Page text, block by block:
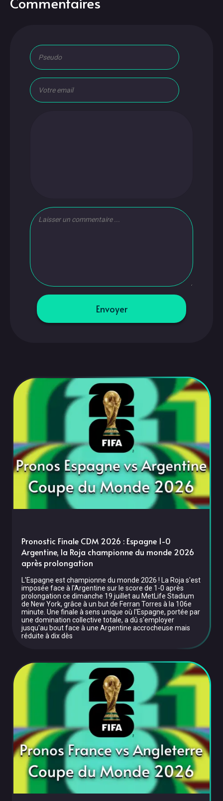
Envoyer
Pronostic Finale CDM 2026 : Espagne 1-0
Argentine, la Roja championne du monde 2026
après prolongation
L'Espagne est championne du monde 2026 ! La Roja s'est
imposée face à l'Argentine sur le score de 1-0 après
prolongation ce dimanche 19 juillet au MetLife Stadium
de New York, grâce à un but de Ferran Torres à la 106e
minute. Une finale à sens unique où l'Espagne, portée par
une domination collective totale, a dû s'employer
jusqu'au bout face à une Argentine accrocheuse mais
réduite à dix dès